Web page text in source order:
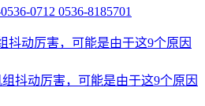
0712 0536-8185701
抖动厉害，可能是由于这9个原因